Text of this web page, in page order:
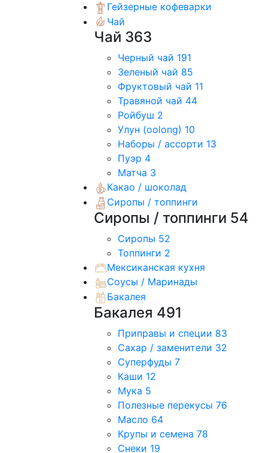
Гейзерные кофеварки
Чай
Чай 363
Черный чай 191
Зеленый чай 85
Фруктовый чай 11
Травяной чай 44
Ройбуш 2
Улун (oolong) 10
Наборы / ассорти 13
Пуэр 4
Матча 3
Какао / шоколад
Сиропы / топпинги
Сиропы / топпинги 54
Сиропы 52
Топпинги 2
Мексиканская кухня
Соусы / Маринады
Бакалея
Бакалея 491
Приправы и специи 83
Сахар / заменители 32
Суперфуды 7
Каши 12
Мука 5
Полезные перекусы 76
Масло 64
Крупы и семена 78
Снеки 19